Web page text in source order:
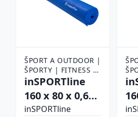
ŠPORT A OUTDOOR |
ŠPORTY | FITNESS |
POMÔCKY NA
PODLOŽKY NA
CVIČENIE
inSPORTline
160 x 80 x 0,6
cm modrá
inSPORTline